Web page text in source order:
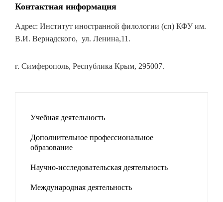
Контактная информация
Адрес: Институт иностранной филологии (сп) КФУ им.
В.И. Вернадского, ул. Ленина,11.
г. Симферополь, Республика Крым, 295007.
Учебная деятельность
Дополнительное профессиональное
образование
Научно-исследовательская деятельность
Международная деятельность